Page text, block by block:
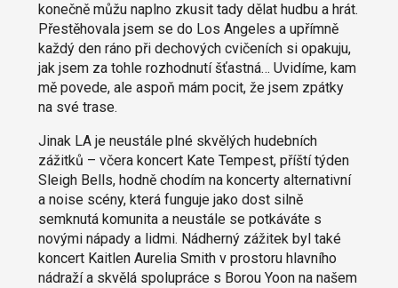
konečně můžu naplno zkusit tady dělat hudbu a hrát.
Přestěhovala jsem se do Los Angeles a upřímně
každý den ráno při dechových cvičeních si opakuju,
jak jsem za tohle rozhodnutí šťastná… Uvidíme, kam
mě povede, ale aspoň mám pocit, že jsem zpátky
na své trase.
Jinak LA je neustále plné skvělých hudebních
zážitků – včera koncert Kate Tempest, příští týden
Sleigh Bells, hodně chodím na koncerty alternativní
a noise scény, která funguje jako dost silně
semknutá komunita a neustále se potkáváte s
novými nápady a lidmi. Nádherný zážitek byl také
koncert Kaitlen Aurelia Smith v prostoru hlavního
nádraží a skvělá spolupráce s Borou Yoon na našem